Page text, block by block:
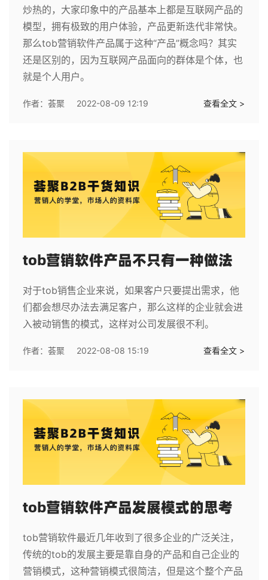
炒热的，大家印象中的产品基本上都是互联网产品的
模型，拥有极致的用户体验，产品更新迭代非常快。
那么tob营销软件产品属于这种“产品”概念吗？其实
还是区别的，因为互联网产品面向的群体是个体，也
就是个人用户。
作者： 荟聚 2022-08-09 12:19 查看全文 >
tob营销软件产品不只有一种做法
对于tob销售企业来说，如果客户只要提出需求，他
们都会想尽办法去满足客户，那么这样的企业就会进
入被动销售的模式，这样对公司发展很不利。
作者： 荟聚 2022-08-08 15:19 查看全文 >
tob营销软件产品发展模式的思考
tob营销软件最近几年收到了很多企业的广泛关注，
传统的tob的发展主要是靠自身的产品和自己企业的
营销模式，这种营销模式很简洁，但是这个整个产品